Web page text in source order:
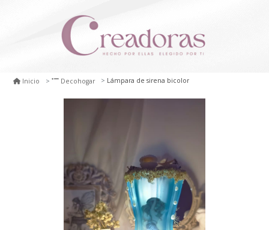
Inicio Decohogar Lámpara de sirena bicolor